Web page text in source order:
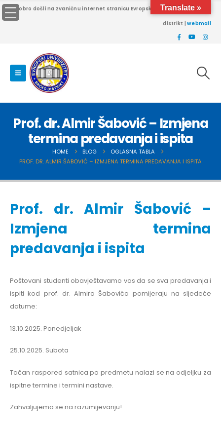
Dobro došli na zvaničnu internet stranicu Evropskog univerziteta Brčko
distrikt |webmail
Prof. dr. Almir Šabović – Izmjena
termina predavanja i ispita
HOME BLOG
OGLASNA TABLA
PROF. DR. ALMIR ŠABOVIĆ – IZMJENA TERMINA PREDAVANJA I ISPITA
Prof. dr. Almir Šabović –
Izmjena termina
predavanja i ispita
Poštovani studenti obavještavamo vas da se sva predavanja i
ispiti kod prof. dr. Almira Šabovića pomijeraju na sljedeće
datume:
13.10.2025. Ponedjeljak
25.10.2025. Subota
Tačan raspored satnica po predmetu nalazi se na odjeljku za
ispitne termine i termini nastave.
Zahvaljujemo se na razumijevanju!
Translate »